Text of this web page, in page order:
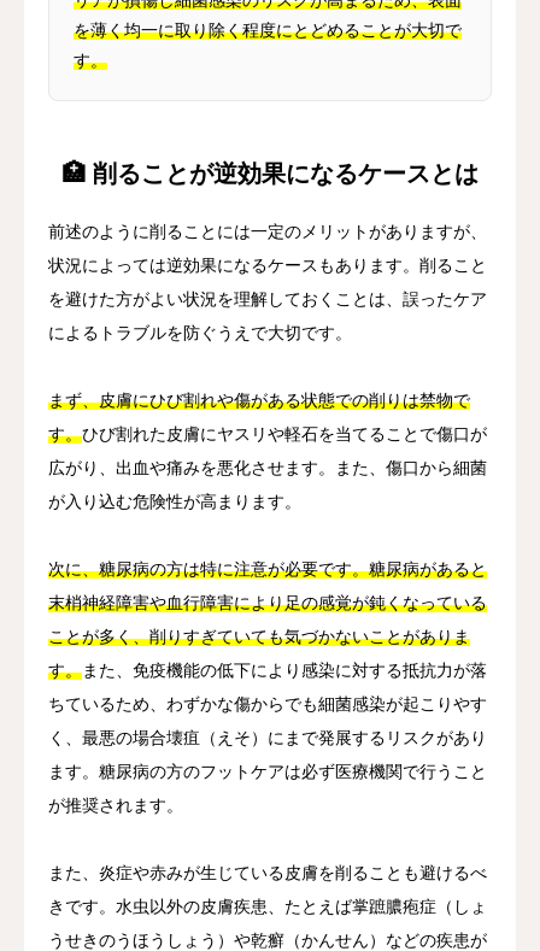
を薄く均一に取り除く程度にとどめることが大切で
す。
🏥 削ることが逆効果になるケースとは
前述のように削ることには一定のメリットがありますが、
状況によっては逆効果になるケースもあります。削ること
を避けた方がよい状況を理解しておくことは、誤ったケア
によるトラブルを防ぐうえで大切です。
まず、皮膚にひび割れや傷がある状態での削りは禁物で
す。ひび割れた皮膚にヤスリや軽石を当てることで傷口が
広がり、出血や痛みを悪化させます。また、傷口から細菌
が入り込む危険性が高まります。
次に、糖尿病の方は特に注意が必要です。糖尿病があると
末梢神経障害や血行障害により足の感覚が鈍くなっている
ことが多く、削りすぎていても気づかないことがありま
す。また、免疫機能の低下により感染に対する抵抗力が落
ちているため、わずかな傷からでも細菌感染が起こりやす
く、最悪の場合壊疽（えそ）にまで発展するリスクがあり
ます。糖尿病の方のフットケアは必ず医療機関で行うこと
が推奨されます。
また、炎症や赤みが生じている皮膚を削ることも避けるべ
きです。水虫以外の皮膚疾患、たとえば掌蹠膿疱症（しょ
うせきのうほうしょう）や乾癬（かんせん）などの疾患が